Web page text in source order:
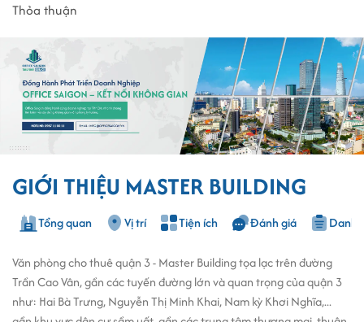
Thỏa thuận
GIỚI THIỆU MASTER BUILDING
Tổng quan Vị trí Tiện ích Đánh giá Danh
Văn phòng cho thuê quận 3 - Master Building tọa lạc trên đường
Trần Cao Vân, gần các tuyến đường lớn và quan trọng của quận 3
như: Hai Bà Trưng, Nguyễn Thị Minh Khai, Nam kỳ Khơi Nghĩa,...